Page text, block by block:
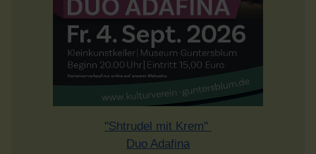
"Shtrudel mit Krem"
Duo Adafina